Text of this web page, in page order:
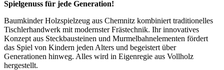
Spielgenuss für jede Generation!
Baumkinder Holzspielzeug aus Chemnitz kombiniert traditionelles
Tischlerhandwerk mit modernster Frästechnik. Ihr innovatives
Konzept aus Steckbausteinen und Murmelbahnelementen fördert
das Spiel von Kindern jeden Alters und begeistert über
Generationen hinweg. Alles wird in Eigenregie aus Vollholz
hergestellt.